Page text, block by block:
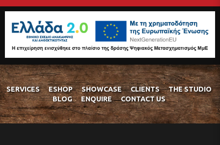
SERVICES ESHOP SHOWCASE CLIENTS
THE STUDIO
BLOG
ENQUIRE CONTACT US